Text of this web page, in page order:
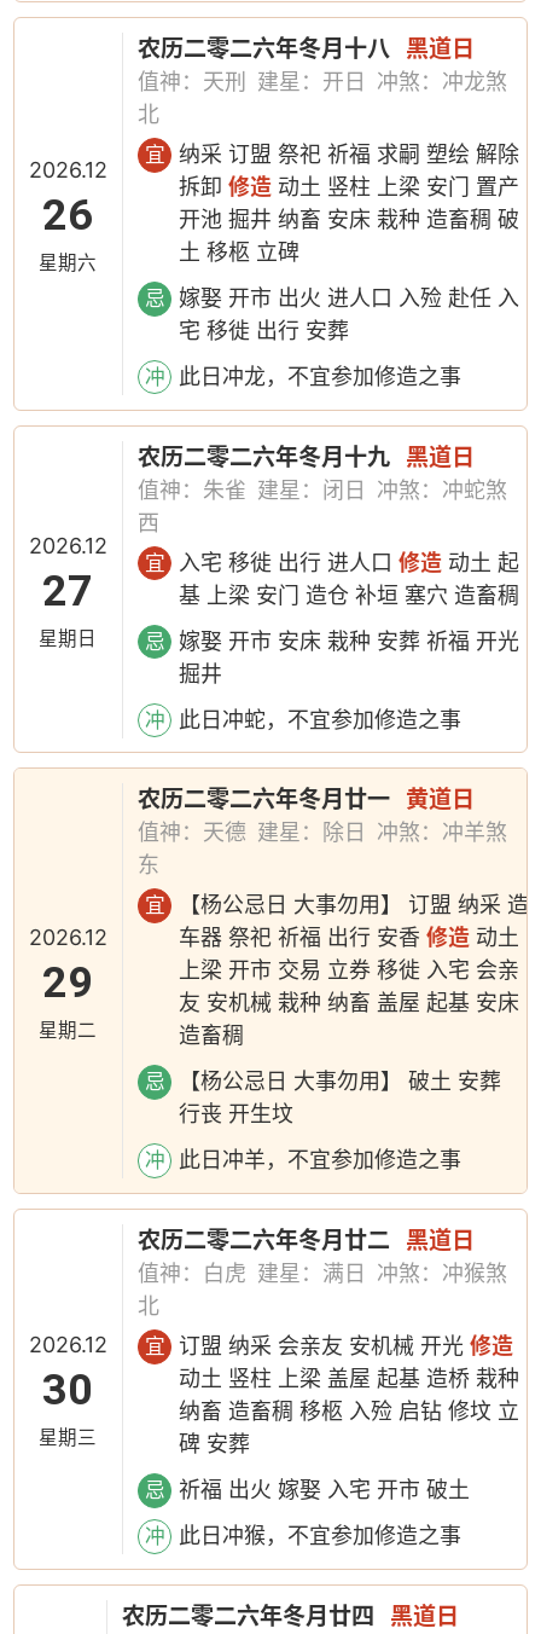
2026.12
26
星期六
农历二零二六年冬月十八 黑道日
值神：天刑 建星：开日
冲煞：冲龙煞
北
宜
纳采 订盟 祭祀 祈福 求嗣 塑绘 解除
拆卸修造 动土 竖柱 上梁 安门 置产
开池 掘井 纳畜 安床 栽种 造畜稠 破
土 移柩 立碑
忌
嫁娶 开市 出火 进人口 入殓 赴任 入
宅 移徙 出行 安葬
冲 此日冲龙，不宜参加修造之事
2026.12
27
星期日
农历二零二六年冬月十九 黑道日
值神：朱雀 建星：闭日
冲煞：冲蛇煞
西
宜 入宅 移徙 出行 进人口修造 动土 起
基 上梁 安门 造仓 补垣 塞穴 造畜稠
忌
嫁娶 开市 安床 栽种 安葬 祈福 开光
掘井
冲 此日冲蛇，不宜参加修造之事
2026.12
29
星期二
农历二零二六年冬月廿一 黄道日
值神：天德 建星：除日
冲煞：冲羊煞
东
宜
【杨公忌日 大事勿用】 订盟 纳采 造
车器 祭祀 祈福 出行 安香修造 动土
上梁 开市 交易 立券 移徙 入宅 会亲
友 安机械 栽种 纳畜 盖屋 起基 安床
造畜稠
忌
【杨公忌日 大事勿用】 破土 安葬
行丧 开生坟
冲 此日冲羊，不宜参加修造之事
2026.12
30
星期三
农历二零二六年冬月廿二 黑道日
值神：白虎 建星：满日
冲煞：冲猴煞
北
宜 订盟 纳采 会亲友 安机械 开光修造
动土 竖柱 上梁 盖屋 起基 造桥 栽种
纳畜 造畜稠 移柩 入殓 启钻 修坟 立
碑 安葬
忌 祈福 出火 嫁娶 入宅 开市 破土
冲 此日冲猴，不宜参加修造之事
农历二零二六年冬月廿四 黑道日